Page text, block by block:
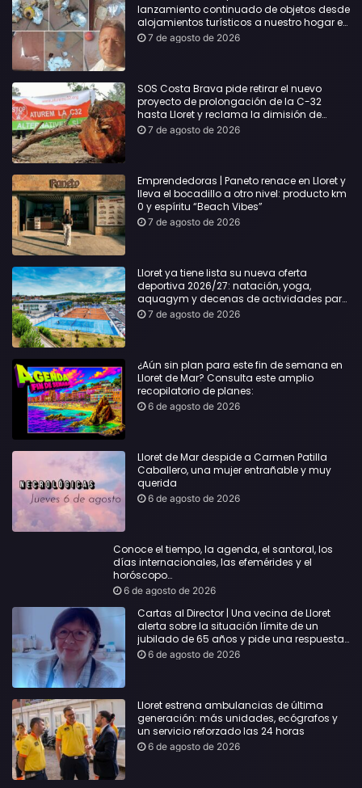
lanzamiento continuado de objetos desde
alojamientos turísticos a nuestro hogar en
Lloret: Podría haber causado una
7 de agosto de 2026
SOS Costa Brava pide retirar el nuevo
proyecto de prolongación de la C-32
hasta Lloret y reclama la dimisión de
Sílvia Paneque
7 de agosto de 2026
Emprendedoras | Paneto renace en Lloret y
lleva el bocadillo a otro nivel: producto km
0 y espíritu “Beach Vibes”
7 de agosto de 2026
Lloret ya tiene lista su nueva oferta
deportiva 2026/27: natación, yoga,
aquagym y decenas de actividades para
todas las edades
7 de agosto de 2026
¿Aún sin plan para este fin de semana en
Lloret de Mar? Consulta este amplio
recopilatorio de planes:
6 de agosto de 2026
Lloret de Mar despide a Carmen Patilla
Caballero, una mujer entrañable y muy
querida
6 de agosto de 2026
Conoce el tiempo, la agenda, el santoral, los
días internacionales, las efemérides y el
horóscopo…
6 de agosto de 2026
Cartas al Director | Una vecina de Lloret
alerta sobre la situación límite de un
jubilado de 65 años y pide una respuesta
urgente
6 de agosto de 2026
Lloret estrena ambulancias de última
generación: más unidades, ecógrafos y
un servicio reforzado las 24 horas
6 de agosto de 2026